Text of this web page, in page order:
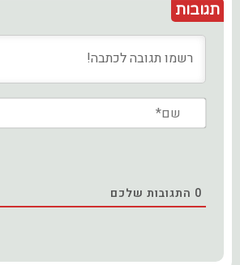
תגובות
0 התגובות שלכם